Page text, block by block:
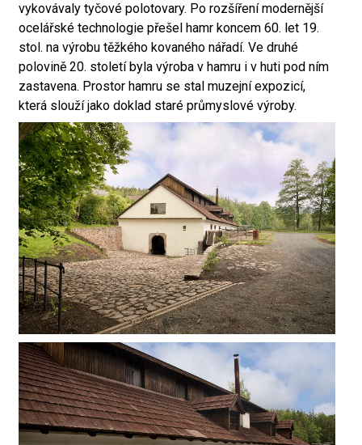
vykovávaly tyčové polotovary. Po rozšíření modernější
ocelářské technologie přešel hamr koncem 60. let 19.
stol. na výrobu těžkého kovaného nářadí. Ve druhé
polovině 20. století byla výroba v hamru i v huti pod ním
zastavena. Prostor hamru se stal muzejní expozicí,
která slouží jako doklad staré průmyslové výroby.